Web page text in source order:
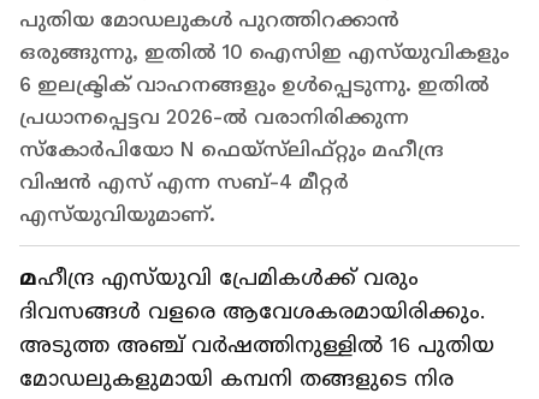
പുതിയ മോഡലുകൾ പുറത്തിറക്കാൻ
ഒരുങ്ങുന്നു, ഇതിൽ 10 ഐസിഇ എസ്‌യുവികളും
6 ഇലക്ട്രിക് വാഹനങ്ങളും ഉൾപ്പെടുന്നു. ഇതിൽ
പ്രധാനപ്പെട്ടവ 2026-ൽ വരാനിരിക്കുന്ന
സ്കോർപിയോ N ഫെയ്‌സ്‌ലിഫ്റ്റും മഹീന്ദ്ര
വിഷൻ എസ് എന്ന സബ്-4 മീറ്റർ
എസ്‌യുവിയുമാണ്.
മഹീന്ദ്ര എസ്‌യുവി പ്രേമികൾക്ക് വരും
ദിവസങ്ങൾ വളരെ ആവേശകരമായിരിക്കും.
അടുത്ത അഞ്ച് വർഷത്തിനുള്ളിൽ 16 പുതിയ
മോഡലുകളുമായി കമ്പനി തങ്ങളുടെ നിര